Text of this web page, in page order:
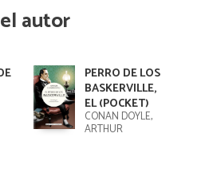
autor
PERRO DE LOS
BASKERVILLE,
EL (POCKET)
CONAN DOYLE,
ARTHUR